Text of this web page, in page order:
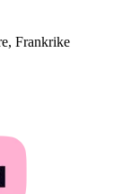
Frankrike